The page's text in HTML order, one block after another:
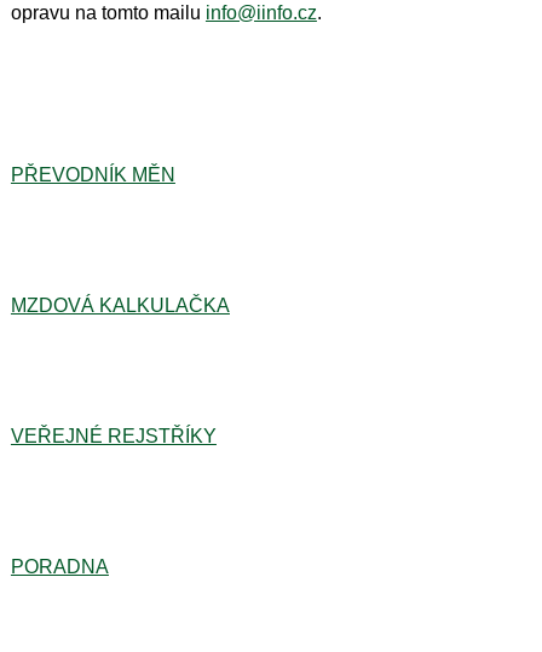
opravu na tomto mailu info@iinfo.cz.
PŘEVODNÍK MĚN
MZDOVÁ KALKULAČKA
VEŘEJNÉ REJSTŘÍKY
PORADNA